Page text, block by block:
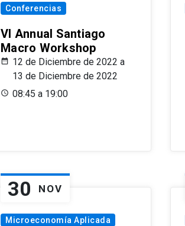
Conferencias
VI Annual Santiago
Macro Workshop
12 de Diciembre de 2022 a
13 de Diciembre de 2022
08:45 a 19:00
30 NOV
Microeconomía Aplicada